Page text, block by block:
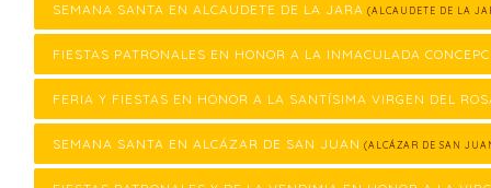
SEMANA SANTA EN ALCAUDETE DE LA JARA (ALCAUDETE DE LA
FIESTAS PATRONALES EN HONOR A LA INMACULADA
FERIA Y FIESTAS EN HONOR A LA SANTÍSIMA VIRGEN DEL
SEMANA SANTA EN ALCÁZAR DE SAN JUAN (ALCÁZAR DE SAN